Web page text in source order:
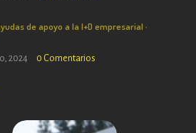
de apoyo a la I+D empresarial ·
2024 0 Comentarios